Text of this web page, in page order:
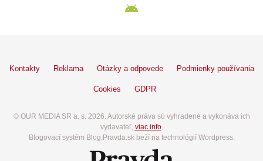
Kontakty Reklama Otázky a odpovede Podmienky používania
Cookies GDPR
© OUR MEDIA SR a. s. 2026. Autorské práva sú vyhradené a vykonáva ich
vydavateľ, viac info.
Blogovací systém Blog.Pravda.sk beží na technológií Wordpress.